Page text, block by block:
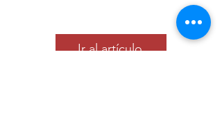
Ir al artículo